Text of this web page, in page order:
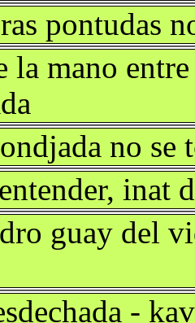
pontudas
la mano
no se
inat
guay del
-